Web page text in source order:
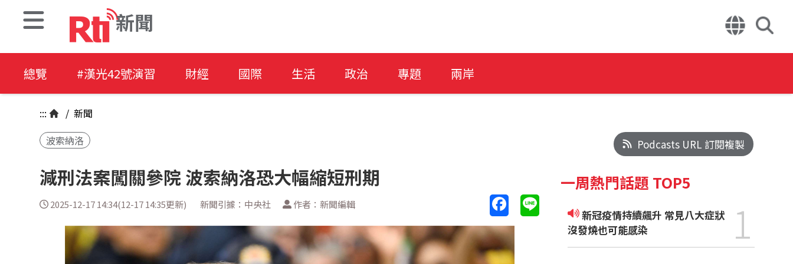
新聞
總覽 #漢光42號演習 財經 國際 生活 政治 專題 兩岸
::: / 新聞
波索納洛
減刑法案闖關參院 波索納洛恐大幅縮短刑期
2025-12-17 14:34(12-17 14:35更新) 新聞引據：中央社 作者：新聞編輯
Podcasts URL 訂閱複製
一周熱門話題 TOP5
新冠疫情持續飆升 常見八大症狀
沒發燒也可能感染
1